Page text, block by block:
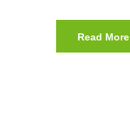
Read More